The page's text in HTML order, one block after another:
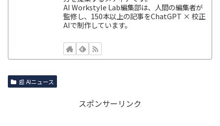
AI Workstyle Lab編集部は、人間の編集者が
監修し、150本以上の記事をChatGPT × 校正
AIで制作しています。
📰 AIニュース
スポンサーリンク